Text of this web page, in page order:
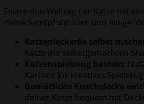
Feiere den Welttag der Katze mit
deine Samtpfote! Hier sind einige
Katzenleckerlis selbst
Katze mit selbstgemachten
Katzenspielzeug basteln:
Kartons für kreatives
Gemütliche Kuschelecke
deiner Katze bequem mit